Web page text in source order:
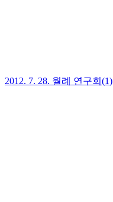
2012. 7. 28. 월례 연구회(1)